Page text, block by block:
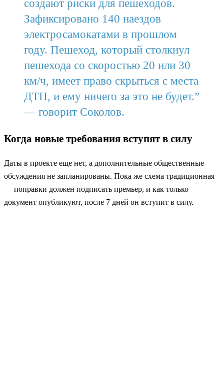
создают риски для пешеходов.
Зафиксировано 140 наездов
электросамокатами в прошлом
году. Пешеход, который столкнул
пешехода со скоростью 20 или 30
км/ч, имеет право скрыться с места
ДТП, и ему ничего за это не будет.”
— говорит Соколов.
Когда новые требования вступят в силу
Даты в проекте еще нет, а дополнительные общественные
обсуждения не запланированы. Пока же схема традиционная
— поправки должен подписать премьер, и как только
документ опубликуют, после 7 дней он вступит в силу.